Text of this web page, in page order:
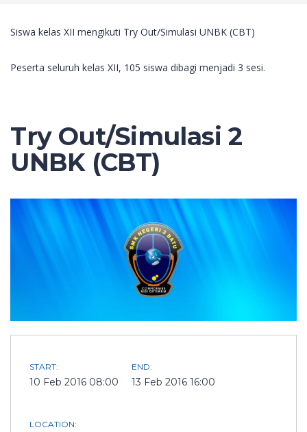
Siswa kelas XII mengikuti Try Out/Simulasi UNBK (CBT)
Peserta seluruh kelas XII, 105 siswa dibagi menjadi 3 sesi.
Try Out/Simulasi 2
UNBK (CBT)
START:
10 Feb 2016 08:00
END:
13 Feb 2016 16:00
LOCATION: